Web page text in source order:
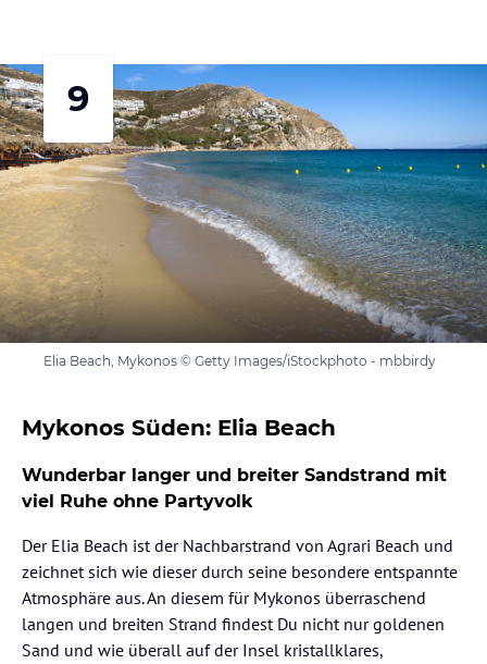
9
Elia Beach, Mykonos © Getty Images/iStockphoto - mbbirdy
Mykonos Süden: Elia Beach
Wunderbar langer und breiter Sandstrand mit
viel Ruhe ohne Partyvolk
Der Elia Beach ist der Nachbarstrand von Agrari Beach und
zeichnet sich wie dieser durch seine besondere entspannte
Atmosphäre aus. An diesem für Mykonos überraschend
langen und breiten Strand findest Du nicht nur goldenen
Sand und wie überall auf der Insel kristallklares,